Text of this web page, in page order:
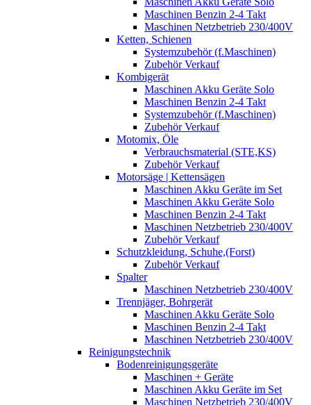
Maschinen Benzin 2-4 Takt
Maschinen Netzbetrieb 230/400V
Ketten, Schienen
Systemzubehör (f.Maschinen)
Zubehör Verkauf
Kombigerät
Maschinen Akku Geräte Solo
Maschinen Benzin 2-4 Takt
Systemzubehör (f.Maschinen)
Zubehör Verkauf
Motomix, Öle
Verbrauchsmaterial (STE,KS)
Zubehör Verkauf
Motorsäge | Kettensägen
Maschinen Akku Geräte im Set
Maschinen Akku Geräte Solo
Maschinen Benzin 2-4 Takt
Maschinen Netzbetrieb 230/400V
Zubehör Verkauf
Schutzkleidung, Schuhe,(Forst)
Zubehör Verkauf
Spalter
Maschinen Netzbetrieb 230/400V
Trennjäger, Bohrgerät
Maschinen Akku Geräte Solo
Maschinen Benzin 2-4 Takt
Maschinen Netzbetrieb 230/400V
Reinigungstechnik
Bodenreinigungsgeräte
Maschinen + Geräte
Maschinen Akku Geräte im Set
Maschinen Netzbetrieb 230/400V